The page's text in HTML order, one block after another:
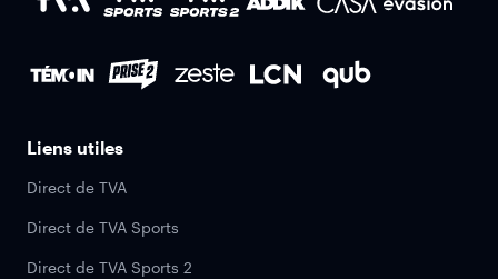
Liens utiles
Direct de TVA
Direct de TVA Sports
Direct de TVA Sports 2